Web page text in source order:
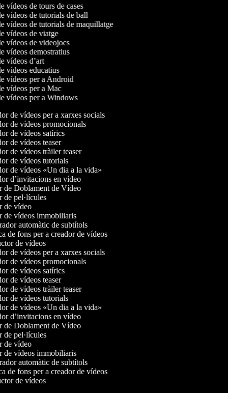
vídeos de tours de cases
vídeos de tutorials de ball
vídeos de tutorials de maquillatge
vídeos de viatge
vídeos de videojocs
vídeos demostratius
vídeos d’art
vídeos educatius
vídeos per a Android
vídeos per a Mac
vídeos per a Windows
de vídeos per a xarxes socials
de vídeos promocionals
de vídeos satírics
de vídeos teaser
de vídeos tràiler teaser
de vídeos tutorials
de vídeos «Un dia a la vida»
d’invitacions en vídeo
Doblament de Vídeo
pel·lícules
vídeo
vídeos immobiliaris
automàtic de subtítols
de fons per a creador de vídeos
de vídeos
de vídeos per a xarxes socials
de vídeos promocionals
de vídeos satírics
de vídeos teaser
de vídeos tràiler teaser
de vídeos tutorials
de vídeos «Un dia a la vida»
d’invitacions en vídeo
Doblament de Vídeo
pel·lícules
vídeo
vídeos immobiliaris
automàtic de subtítols
de fons per a creador de vídeos
de vídeos